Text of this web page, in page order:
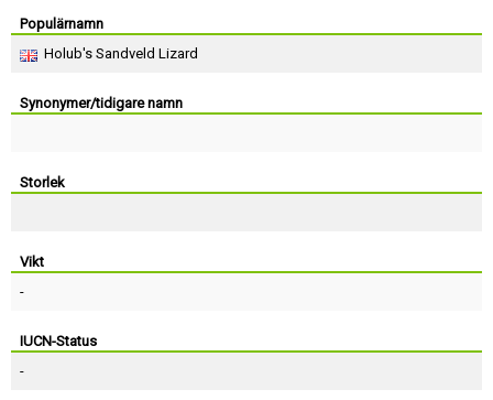
Populärnamn
Holub's Sandveld Lizard
Synonymer/tidigare namn
Storlek
Vikt
-
IUCN-Status
-